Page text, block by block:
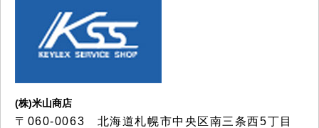
(株)米山商店
〒060-0063 北海道札幌市中央区南三条西5丁目